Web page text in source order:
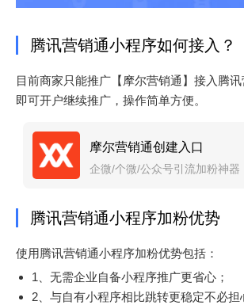
腾讯营销通小程序如何接入？
目前商家只能推广【摩尔营销通】接入腾
即可开户继续推广，操作简单方便。
摩尔营销通创建入口
企微/个微/公众号引流加粉神器
腾讯营销通小程序加粉优势
使用腾讯营销通小程序加粉优势包括：
1、无需企业自备小程序推广更省心；
2、与自有小程序相比跳转更稳定不必